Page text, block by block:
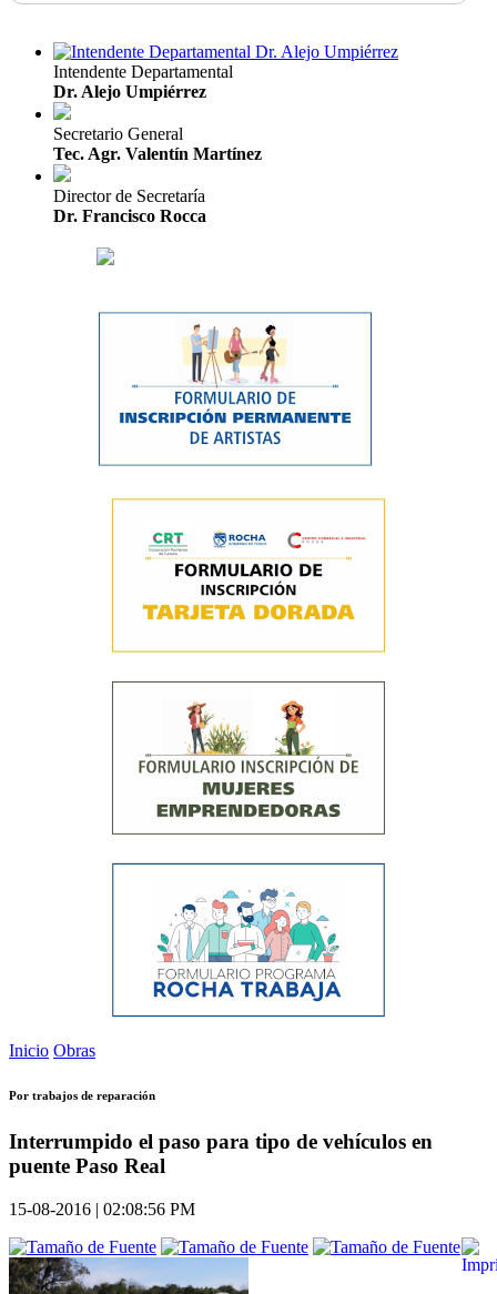
Intendente Departamental
Dr. Alejo Umpiérrez
Secretario General
Tec. Agr. Valentín Martínez
Director de Secretaría
Dr. Francisco Rocca
Inicio Obras
Por trabajos de reparación
Interrumpido el paso para tipo de vehículos en
puente Paso Real
15-08-2016 | 02:08:56 PM